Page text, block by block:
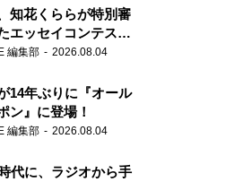
知花くららが特別審
エッセイコンテスト
#いまあなたに伝え
編集部 2026.08.04
14年ぶりに『オール
ン』に登場！
編集部 2026.08.04
代に、ラジオから手